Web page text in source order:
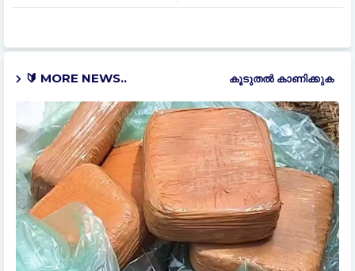
🔰 MORE NEWS.. കൂടുതൽ‍ കാണിക്കുക